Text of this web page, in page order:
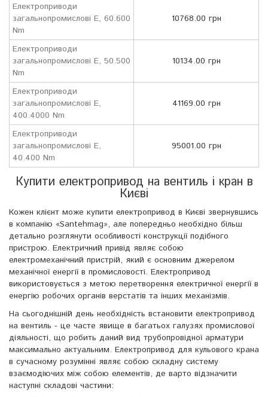
Електроприводи
загальнопромислові E, 60.600
Nm
10768.00 грн
Електроприводи
загальнопромислові E, 50.500
Nm
10134.00 грн
Електроприводи
загальнопромислові E,
400.4000 Nm
41169.00 грн
Електроприводи
загальнопромислові E,
40.400 Nm
95001.00 грн
Купити електропривод на вентиль і кран в
Києві
Кожен клієнт може купити електропривод в Києві звернувшись
в компанію «Santehmag», але попередньо необхідно більш
детально розглянути особливості конструкції подібного
пристрою. Електричний привід являє собою
електромеханічний пристрій, який є основним джерелом
механічної енергії в промисловості. Електропривод
використовується з метою перетворення електричної енергії в
енергію робочих органів верстатів та інших механізмів.
На сьогоднішній день необхідність встановити електропривод
на вентиль - це часте явище в багатьох галузях промислової
діяльності, що робить даний вид трубопровідної арматури
максимально актуальним. Електропривод для кульового крана
в сучасному розумінні являє собою складну систему
взаємодіючих між собою елементів, де варто відзначити
наступні складові частини: